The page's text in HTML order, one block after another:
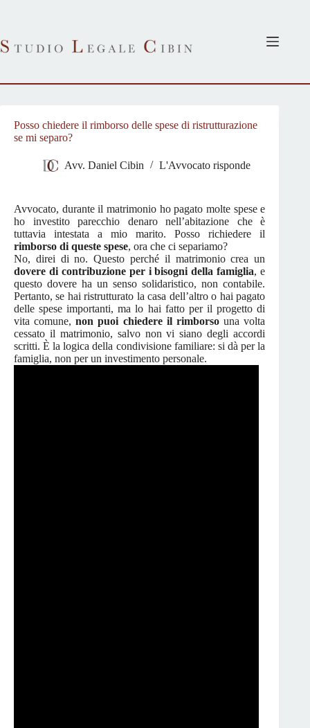
Posso chiedere il rimborso delle spese di ristrutturazione
se mi separo?
Avv. Daniel Cibin L'Avvocato risponde
Avvocato, durante il matrimonio ho pagato molte spese e
ho investito parecchio denaro nell’abitazione che è
tuttavia intestata a mio marito. Posso richiedere il
rimborso di queste spese, ora che ci separiamo?
No, direi di no. Questo perché il matrimonio crea un
dovere di contribuzione per i bisogni della famiglia, e
questo dovere ha un senso solidaristico, non contabile.
Pertanto, se hai ristrutturato la casa dell’altro o hai pagato
delle spese importanti, ma lo hai fatto per il progetto di
vita comune,non puoi chiedere il rimborsouna volta
cessato il matrimonio, salvo non vi siano degli accordi
scritti. È la logica della condivisione familiare: si dà per la
famiglia, non per un investimento personale.